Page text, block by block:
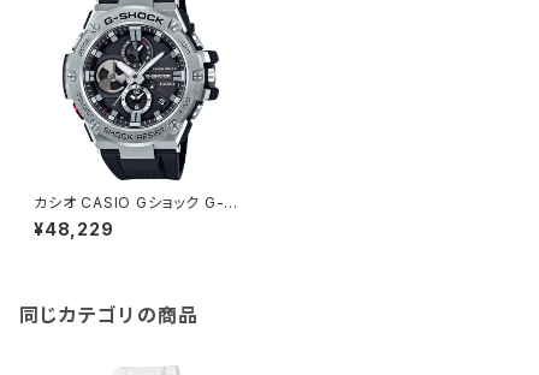
カシオ CASIO Gショック G-SH
OCK クオーツ メンズ 腕時計 G
ST-B100-1AJF ブラック 国内
¥48,229
同じカテゴリの商品